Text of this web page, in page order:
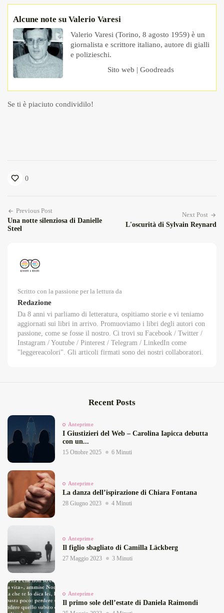
Alcune note su Valerio Varesi
Valerio Varesi (Torino, 8 agosto 1959) è un
giornalista e scrittore italiano, autore di gialli
e polizieschi.
Sito web | Goodreads
Se ti è piaciuto condividilo!
0
Previous Post
Una notte silenziosa di Danielle
Steel
Next Post
L'oscurità di Sylvain Reynard
Scritto con la passione per la lettura da
Redazione
Da 8 anni vi parliamo di letteratura, ospitiamo storie e vi teniamo
aggiornati sui libri in arrivo. Promuoviamo i libri degli autori con
passione, come se fosse il nostro. Ci trovi su Facebook / Twitter /
Instagram / Youtube / Pinterest / Telegram / LinkedIn come
"leggereacolori". Gli articoli firmati sono dei nostri collaboratori.
Recent Posts
Anteprime
I Giustizieri del Web – Carolina Iapicca debutta
con un...
15 Ottobre 2025 6 Minuti
Anteprime
La danza dell’ispirazione di Chiara Fontana
28 Giugno 2023 4 Minuti
Anteprime
Il figlio sbagliato di Camilla Läckberg
27 Maggio 2023 3 Minuti
Anteprime
Il primo sole dell’estate di Daniela Raimondi